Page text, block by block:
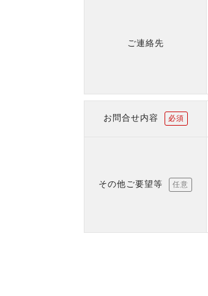
ご連絡先
お問合せ内容 必須
その他ご要望等 任意